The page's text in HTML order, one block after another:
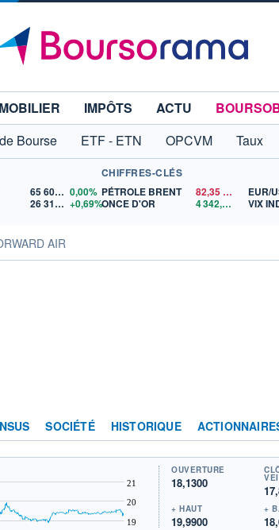
IMPÔTS ACTU
Bourse ETF - ETN OPCVM Taux
65 606,71 0,00%
26 319,45 +0,69%
CHIFFRES-CLÉS
PÉTROLE BRENT
82,35$US
ONCE D'OR
4 342,26 $US
EUR/
VIX
AIR
SOCIÉTÉ HISTORIQUE
19
20
21
OUVERTURE
18,1300
+ HAUT
19,9900
+